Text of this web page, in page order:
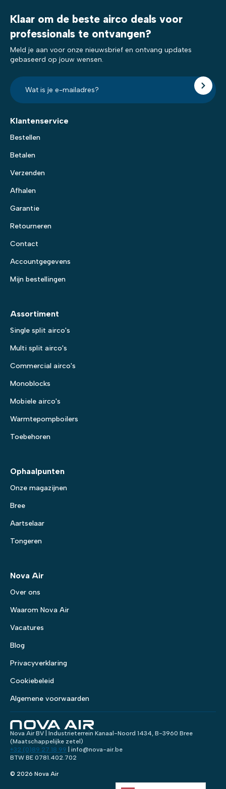
Klaar om de beste airco deals voor
professionals te ontvangen?
Meld je aan voor onze nieuwsbrief en ontvang updates
gebaseerd op jouw wensen.
E-
mailadres?
*
Klantenservice
Bestellen
Betalen
Verzenden
Afhalen
Garantie
Retourneren
Contact
Accountgegevens
Mijn bestellingen
Assortiment
Single split airco's
Multi split airco's
Commercial airco's
Monoblocks
Mobiele airco's
Warmtepompboilers
Toebehoren
Ophaalpunten
Onze magazijnen
Bree
Aartselaar
Tongeren
Nova Air
Over ons
Waarom Nova Air
Vacatures
Blog
Privacyverklaring
Cookiebeleid
Algemene voorwaarden
© 2026 Nova Air
+32 (0)89 27 18 99 | info@nova-air.be
BTW BE 0781.402.702
Nova Air BV | Industrieterrein Kanaal-Noord 1434, B-3960 Bree
(Maatschappelijke zetel)